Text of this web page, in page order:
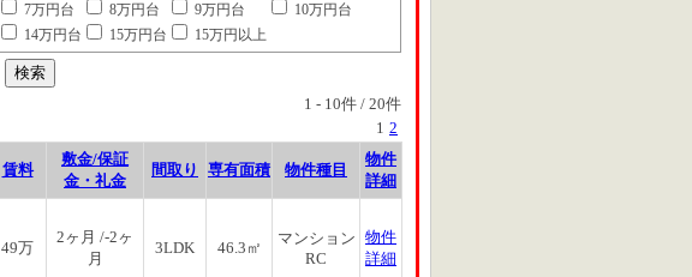
7万円台 8万円台 9万円台
10万円台
14万円台 15万円台 15万円以上
1 - 10件 / 20件
1 2
賃料
敷金/保証
金・礼金
間取り 専有面積 物件種目
物件
詳細
49万
2ヶ月 /-2ヶ
月
3LDK 46.3㎡
マンション
RC
物件
詳細